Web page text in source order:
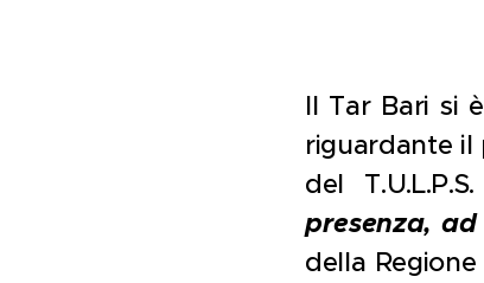
Il Tar Bari si
riguardante il
del
presenza,
della